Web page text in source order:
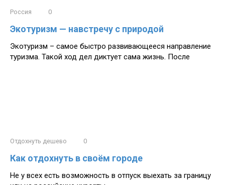
Россия 0
Экотуризм — навстречу с природой
Экотуризм – самое быстро развивающееся направление
туризма. Такой ход дел диктует сама жизнь. После
Отдохнуть дешево 0
Как отдохнуть в своём городе
Не у всех есть возможность в отпуск выехать за границу